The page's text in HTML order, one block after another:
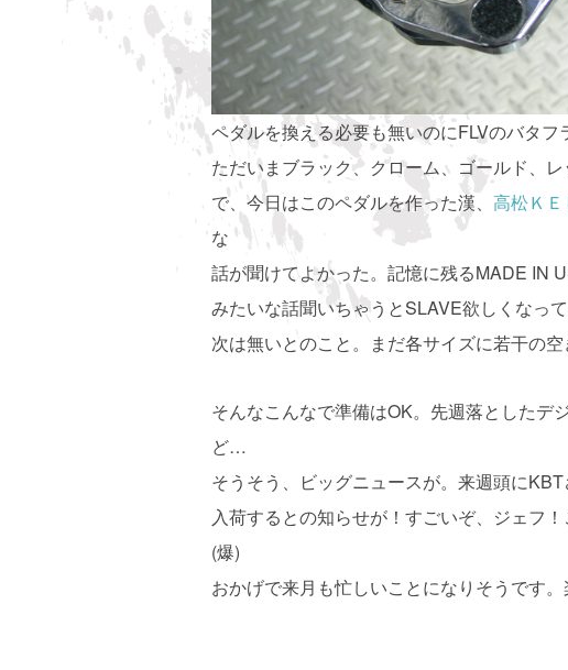
ペダルを換える必要も無いのにFLVのバタフ
ただいまブラック、クローム、ゴールド、
で、今日はこのペダルを作った漢、 高松Ｋ
な
話が聞けてよかった。記憶に残るMADE IN
みたいな話聞いちゃうとSLAVE欲しくなっ
次は無いとのこと。まだ各サイズに若干の空
そんなこんなで準備はOK。先週落としたデ
ど…
そうそう、ビッグニュースが。来週頭に
入荷するとの知らせが！すごいぞ、ジェフ
(爆)
おかげで来月も忙しいことになりそうです。